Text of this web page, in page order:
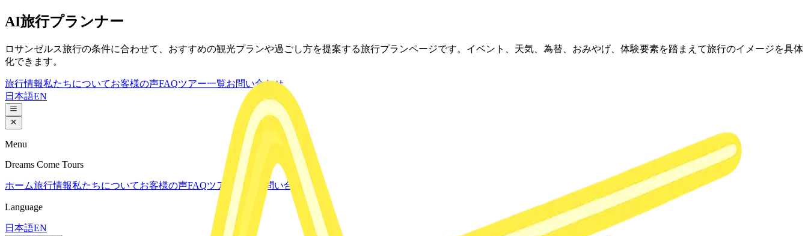
AI旅行プランナー
ロサンゼルス旅行の条件に合わせて、おすすめの観光プランや過ごし方を提案する旅行プランページです。イベント、天気、為替、おみやげ、体験要素を踏まえて旅行のイメージを具体
化できます。
旅行情報私たちについてお客様の声FAQツアー一覧お問い合わせ
日本語EN
Menu
Dreams Come Tours
ホーム旅行情報私たちについてお客様の声FAQツアー一覧 お問い合わせ
Language
日本語EN